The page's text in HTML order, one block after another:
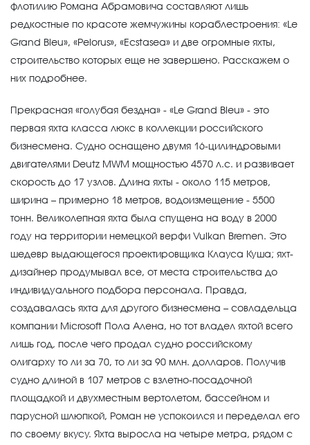
флотилию Романа Абрамовича составляют лишь
редкостные по красоте жемчужины кораблестроения: «Le
Grand Bleu», «Pelorus», «Ecstasea» и две огромные яхты,
строительство которых еще не завершено. Расскажем о
них подробнее.
Прекрасная «голубая бездна» - «Le Grand Bleu» - это
первая яхта класса люкс в коллекции российского
бизнесмена. Судно оснащено двумя 16-цилиндровыми
двигателями Deutz MWM мощностью 4570 л.с. и развивает
скорость до 17 узлов. Длина яхты - около 115 метров,
ширина – примерно 18 метров, водоизмещение - 5500
тонн. Великолепная яхта была спущена на воду в 2000
году на территории немецкой верфи Vulkan Bremen. Это
шедевр выдающегося проектировщика Клауса Куша; яхт-
дизайнер продумывал все, от места строительства до
индивидуального подбора персонала. Правда,
создавалась яхта для другого бизнесмена – совладельца
компании Microsoft Пола Алена, но тот владел яхтой всего
лишь год, после чего продал судно российскому
олигарху то ли за 70, то ли за 90 млн. долларов. Получив
судно длиной в 107 метров с взлетно-посадочной
площадкой и двухместным вертолетом, бассейном и
парусной шлюпкой, Роман не успокоился и переделал его
по своему вкусу. Яхта выросла на четыре метра, рядом с